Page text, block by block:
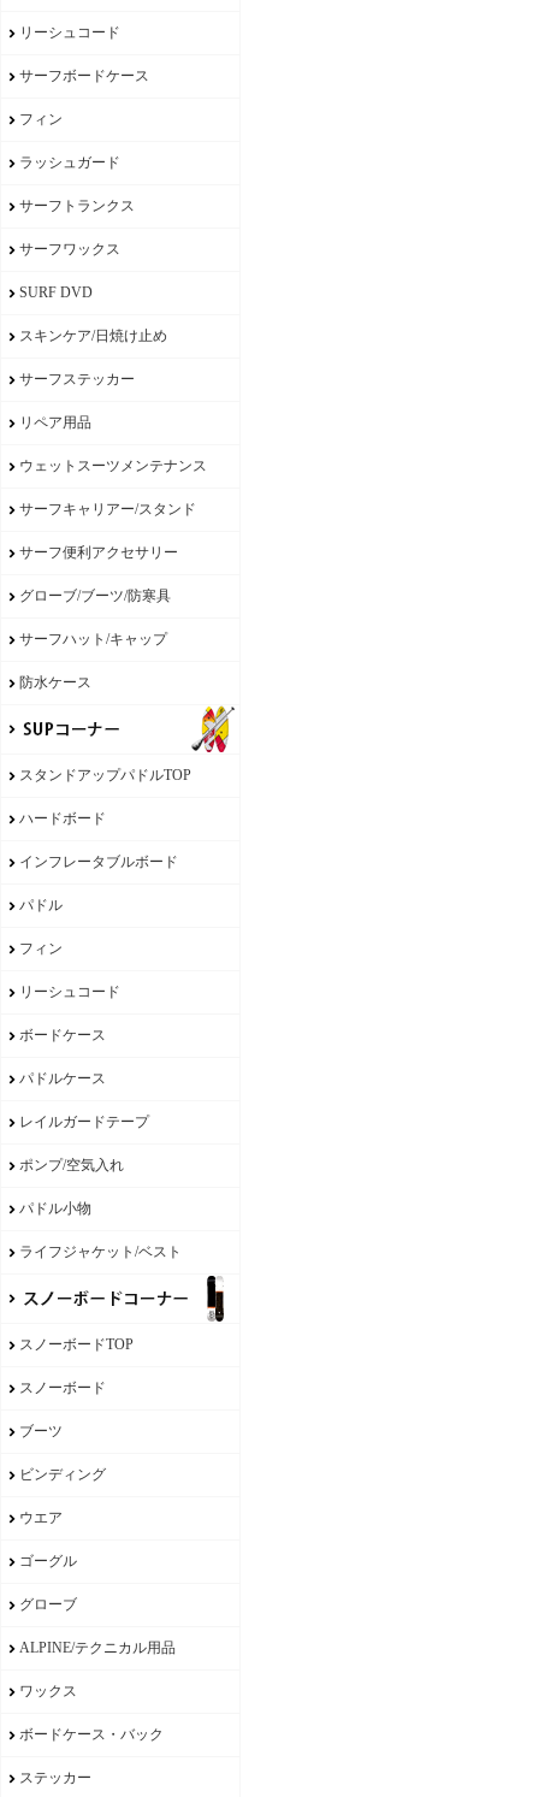
リーシュコード
サーフボードケース
フィン
ラッシュガード
サーフトランクス
サーフワックス
SURF DVD
スキンケア/日焼け止め
サーフステッカー
リペア用品
ウェットスーツメンテナンス
サーフキャリアー/スタンド
サーフ便利アクセサリー
グローブ/ブーツ/防寒具
サーフハット/キャップ
防水ケース
スタンドアップパドルTOP
ハードボード
インフレータブルボード
パドル
フィン
リーシュコード
ボードケース
パドルケース
レイルガードテープ
ポンプ/空気入れ
パドル小物
ライフジャケット/ベスト
スノーボードTOP
スノーボード
ブーツ
ビンディング
ウエア
ゴーグル
グローブ
ALPINE/テクニカル用品
ワックス
ボードケース・バック
ステッカー